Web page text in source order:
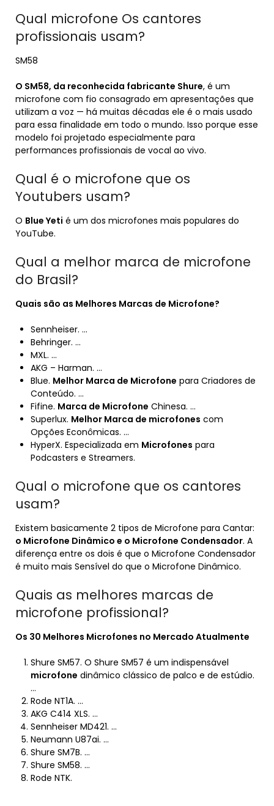
Qual microfone Os cantores
profissionais usam?
SM58
O SM58, da reconhecida fabricante Shure, é um
microfone com fio consagrado em apresentações que
utilizam a voz — há muitas décadas ele é o mais usado
para essa finalidade em todo o mundo. Isso porque esse
modelo foi projetado especialmente para
performances profissionais de vocal ao vivo.
Qual é o microfone que os
Youtubers usam?
O Blue Yeti é um dos microfones mais populares do
YouTube.
Qual a melhor marca de microfone
do Brasil?
Quais são as Melhores Marcas de Microfone?
Sennheiser. …
Behringer. …
MXL. …
AKG – Harman. …
Blue. Melhor Marca de Microfone para Criadores de
Conteúdo. …
Fifine. Marca de Microfone Chinesa. …
Superlux. Melhor Marca de microfones com
Opções Econômicas. …
HyperX. Especializada em Microfones para
Podcasters e Streamers.
Qual o microfone que os cantores
usam?
Existem basicamente 2 tipos de Microfone para Cantar:
o Microfone Dinâmico e o Microfone Condensador. A
diferença entre os dois é que o Microfone Condensador
é muito mais Sensível do que o Microfone Dinâmico.
Quais as melhores marcas de
microfone profissional?
Os 30 Melhores Microfones no Mercado Atualmente
Shure SM57. O Shure SM57 é um indispensável
microfone dinâmico clássico de palco e de estúdio.
…
Rode NT1A. …
AKG C414 XLS. …
Sennheiser MD421. …
Neumann U87ai. …
Shure SM7B. …
Shure SM58. …
Rode NTK.